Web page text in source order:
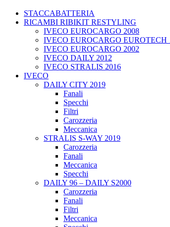
STACCABATTERIA
RICAMBI RIBIKIT RESTYLING
IVECO EUROCARGO 2008
IVECO EUROCARGO EUROTECH
IVECO EUROCARGO 2002
IVECO DAILY 2012
IVECO STRALIS 2016
IVECO
DAILY CITY 2019
Fanali
Specchi
Filtri
Carozzeria
Meccanica
STRALIS S-WAY 2019
Carozzeria
Fanali
Meccanica
Specchi
DAILY 96 – DAILY S2000
Carozzeria
Fanali
Filtri
Meccanica